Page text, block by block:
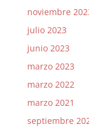
noviembre
julio 2023
junio 2023
marzo 2023
marzo 2022
marzo 2021
septiembre